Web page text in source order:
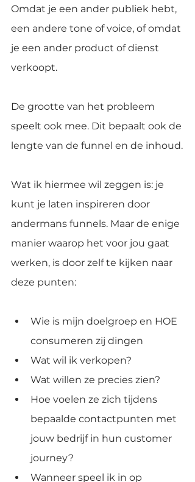
Omdat je een ander publiek hebt,
een andere tone of voice, of omdat
je een ander product of dienst
verkoopt.
De grootte van het probleem
speelt ook mee. Dit bepaalt ook de
lengte van de funnel en de inhoud.
Wat ik hiermee wil zeggen is: je
kunt je laten inspireren door
andermans funnels. Maar de enige
manier waarop het voor jou gaat
werken, is door zelf te kijken naar
deze punten:
Wie is mijn doelgroep en HOE
consumeren zij dingen
Wat wil ik verkopen?
Wat willen ze precies zien?
Hoe voelen ze zich tijdens
bepaalde contactpunten met
jouw bedrijf in hun customer
journey?
Wanneer speel ik in op